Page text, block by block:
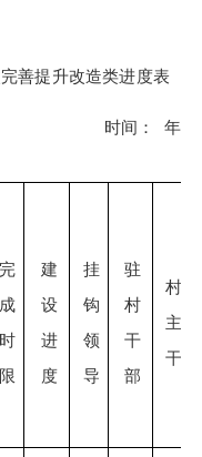
善提升改造类进度表
时间：
年
完
成
时
限
建
设
进
度
挂
钩
领
导
驻
村
干
部
村
主
干